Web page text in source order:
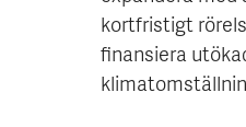
kortfristigt
finansiera